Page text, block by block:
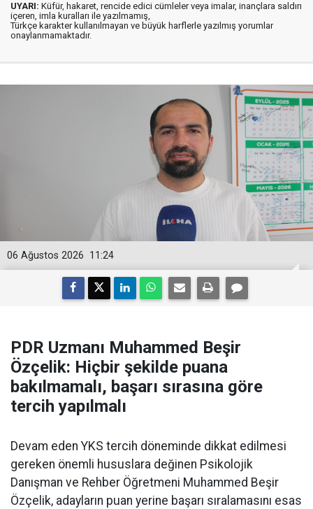
UYARI: Küfür, hakaret, rencide edici cümleler veya imalar, inançlara saldırı
içeren, imla kuralları ile yazılmamış,
Türkçe karakter kullanılmayan ve büyük harflerle yazılmış yorumlar
onaylanmamaktadır.
11:24
06 Ağustos 2026
PDR Uzmanı Muhammed Beşir
Özçelik: Hiçbir şekilde puana
bakılmamalı, başarı sırasına göre
tercih yapılmalı
Devam eden YKS tercih döneminde dikkat edilmesi
gereken önemli hususlara değinen Psikolojik
Danışman ve Rehber Öğretmeni Muhammed Beşir
Özçelik, adayların puan yerine başarı sıralamasını esas